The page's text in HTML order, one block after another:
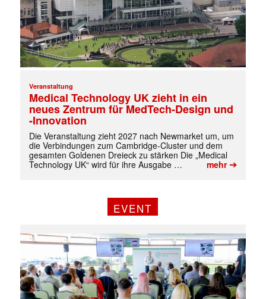
Veranstaltung
Medical Technology UK zieht in ein
neues Zentrum für MedTech-Design und
-Innovation
Die Veranstaltung zieht 2027 nach Newmarket um, um
die Verbindungen zum Cambridge-Cluster und dem
gesamten Goldenen Dreieck zu stärken Die „Medical
Technology UK“ wird für ihre Ausgabe …
mehr➔
EVENT